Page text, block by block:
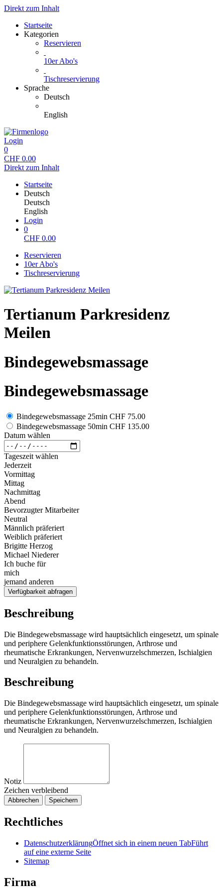
Direkt zum Inhalt
Startseite
Kategorien
Reservieren
10er Abo's
Tischreservierung
Sprache
Deutsch
English
Login
0
CHF 0.00
Direkt zum Inhalt
Startseite
Deutsch
Deutsch
English
Login
0
CHF 0.00
Reservieren
10er Abo's
Tischreservierung
Tertianum Parkresidenz
Meilen
Bindegewebsmassage
Bindegewebsmassage
Bindegewebsmassage 25min CHF 75.00
Bindegewebsmassage 50min CHF 135.00
Datum wählen
Tageszeit wählen
Jederzeit
Vormittag
Mittag
Nachmittag
Abend
Bevorzugter Mitarbeiter
Neutral
Männlich präferiert
Weiblich präferiert
Brigitte Herzog
Michael Niederer
Ich buche für
mich
jemand anderen
Verfügbarkeit abfragen
Beschreibung
Die Bindegewebsmassage wird hauptsächlich eingesetzt, um spinale
und periphere Gelenkfunktionsstörungen, Arthrose und
rheumatische Erkrankungen, Nervenwurzelschmerzen, Ischialgien
und Neuralgien zu behandeln.
Beschreibung
Die Bindegewebsmassage wird hauptsächlich eingesetzt, um spinale
und periphere Gelenkfunktionsstörungen, Arthrose und
rheumatische Erkrankungen, Nervenwurzelschmerzen, Ischialgien
und Neuralgien zu behandeln.
Notiz
Zeichen verbleibend
Abbrechen Speichern
Rechtliches
DatenschutzerklärungÖffnet sich in einem neuen TabFührt
auf eine externe Seite
Sitemap
Firma